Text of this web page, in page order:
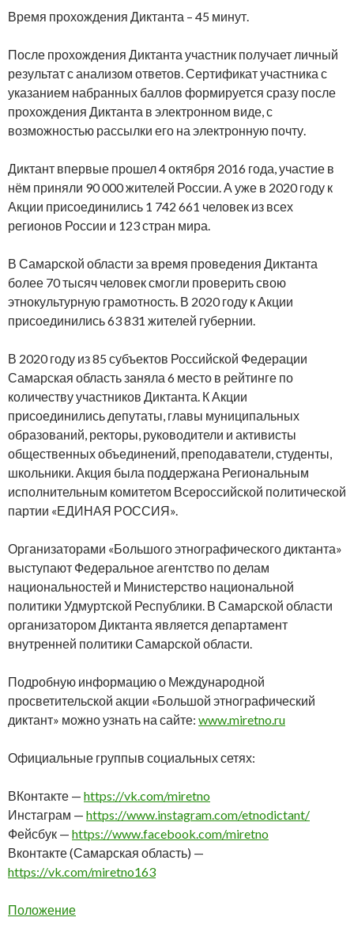
Время прохождения Диктанта – 45 минут.
После прохождения Диктанта участник получает личный
результат с анализом ответов. Сертификат участника с
указанием набранных баллов формируется сразу после
прохождения Диктанта в электронном виде, с
возможностью рассылки его на электронную почту.
Диктант впервые прошел 4 октября 2016 года, участие в
нём приняли 90 000 жителей России. А уже в 2020 году к
Акции присоединились 1 742 661 человек из всех
регионов России и 123 стран мира.
В Самарской области за время проведения Диктанта
более 70 тысяч человек смогли проверить свою
этнокультурную грамотность. В 2020 году к Акции
присоединились 63 831 жителей губернии.
В 2020 году из 85 субъектов Российской Федерации
Самарская область заняла 6 место в рейтинге по
количеству участников Диктанта. К Акции
присоединились депутаты, главы муниципальных
образований, ректоры, руководители и активисты
общественных объединений, преподаватели, студенты,
школьники. Акция была поддержана Региональным
исполнительным комитетом Всероссийской политической
партии «ЕДИНАЯ РОССИЯ».
Организаторами «Большого этнографического диктанта»
выступают Федеральное агентство по делам
национальностей и Министерство национальной
политики Удмуртской Республики. В Самарской области
организатором Диктанта является департамент
внутренней политики Самарской области.
Подробную информацию о Международной
просветительской акции «Большой этнографический
диктант» можно узнать на сайте: www.miretno.ru
Официальные группыв социальных сетях:
ВКонтакте — https://vk.com/miretno
Инстаграм — https://www.instagram.com/etnodictant/
Фейсбук — https://www.facebook.com/miretno
Вконтакте (Самарская область) —
https://vk.com/miretno163
Положение